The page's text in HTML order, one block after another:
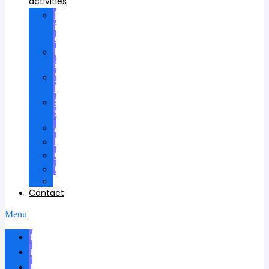
Participation
in
councils
Research
advisees
Visiting
Lectures
Scientific
School
Awards
Patents
Certificates
Contracts
Contact
Menu
Biography
News